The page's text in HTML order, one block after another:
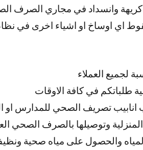
كريهة وانسداد في مجاري الصرف
اي اوساخ او اشياء اخرى في
لجميع العملاء
تصريف الصحي للمدارس او
المنزلية وتوصيلها بالصرف الصحي
والحصول على مياه صحية